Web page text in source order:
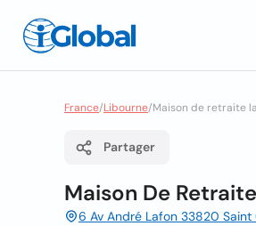
France/Libourne/Maison de retraite
Partager
Maison De
6 Av André Lafon 33820